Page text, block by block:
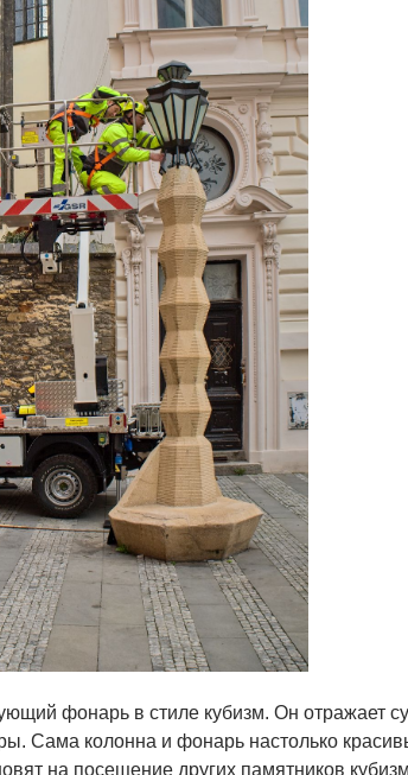
фонарь в стиле кубизм. Он отражает
Сама колонна и фонарь настолько
на посещение других памятников